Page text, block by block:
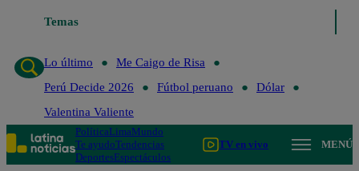
Temas
Lo último
Me Caigo de Risa
Perú Decide 2026
Fútbol peruano
Dólar
Valentina Valiente
PolíticaLimaMundo
Te ayudoTendencias
DeportesEspectáculos
TV en vivo MENÚ